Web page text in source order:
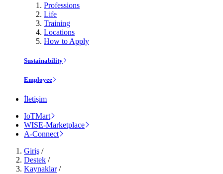
Professions
Life
Training
Locations
How to Apply
Sustainability
Employee
İletişim
IoTMart
WISE-Marketplace
A-Connect
Giriş /
Destek /
Kaynaklar/